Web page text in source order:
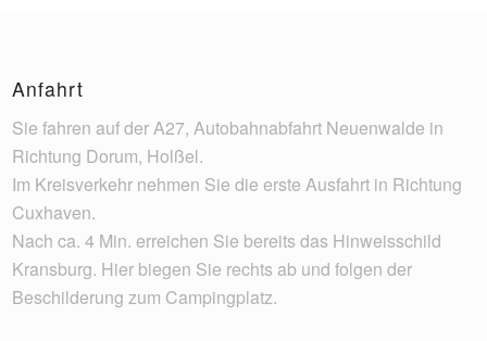
Anfahrt
Sie fahren auf der A27, Autobahnabfahrt Neuenwalde in
Richtung Dorum, Holßel.
Im Kreisverkehr nehmen Sie die erste Ausfahrt in Richtung
Cuxhaven.
Nach ca. 4 Min. erreichen Sie bereits das Hinweisschild
Kransburg. Hier biegen Sie rechts ab und folgen der
Beschilderung zum Campingplatz.